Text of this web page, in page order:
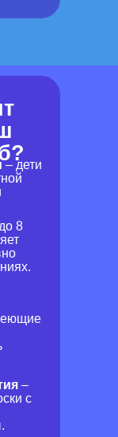
– дети
8
–
с